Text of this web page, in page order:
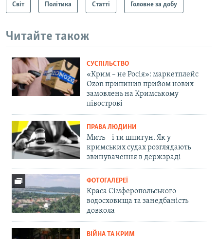
Світ Політика Статті Головне за добу
Читайте також
СУСПІЛЬСТВО
«Крим – не Росія»: маркетплейс
Ozon припинив прийом нових
замовлень на Кримському
півострові
ПРАВА ЛЮДИНИ
Мить – і ти шпигун. Як у
кримських судах розглядають
звинувачення в держзраді
ФОТОГАЛЕРЕЇ
Краса Сімферопольського
водосховища та занедбаність
довкола
ВІЙНА ТА КРИМ